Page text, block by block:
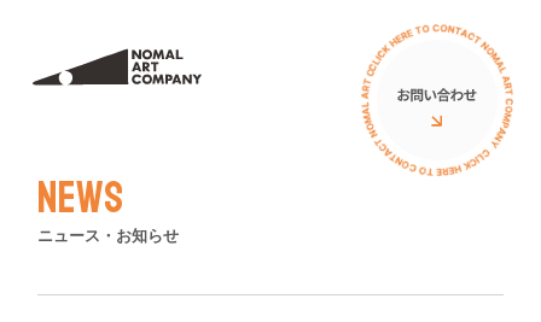
立体オブジェ
壁画広告
お客様の声
News
ニュース・お知らせ